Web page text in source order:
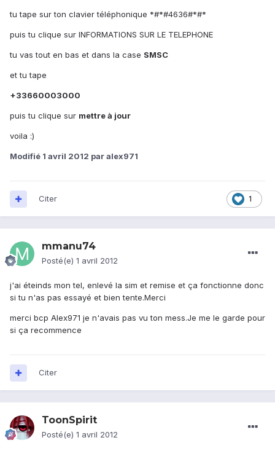
tu tape sur ton clavier téléphonique *#*#4636#*#*
puis tu clique sur INFORMATIONS SUR LE TELEPHONE
tu vas tout en bas et dans la case SMSC
et tu tape
+33660003000
puis tu clique sur mettre à jour
voila :)
Modifié 1 avril 2012 par alex971
1
Citer
mmanu74
Posté(e) 1 avril 2012
j'ai éteinds mon tel, enlevé la sim et remise et ça fonctionne donc
si tu n'as pas essayé et bien tente.Merci
merci bcp Alex971 je n'avais pas vu ton mess.Je me le garde pour
si ça recommence
Citer
ToonSpirit
Posté(e) 1 avril 2012